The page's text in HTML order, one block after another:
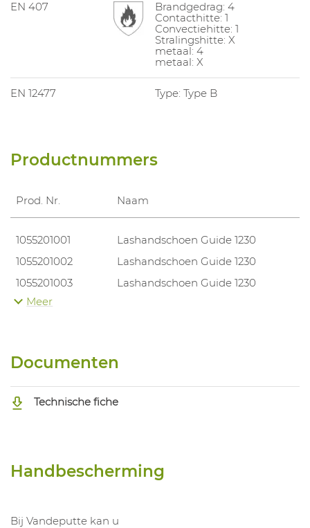
EN 407
Brandgedrag: 4
Contacthitte: 1
Convectiehitte: 1
Stralingshitte: X
metaal: 4
metaal: X
EN 12477 Type: Type B
Productnummers
Prod. Nr. Naam
1055201001
Lashandschoen Guide 1230
1055201002
Lashandschoen Guide 1230
1055201003
Lashandschoen Guide 1230
1055201004
Meer
Documenten
Technische fiche
Handbescherming
Bij Vandeputte kan u